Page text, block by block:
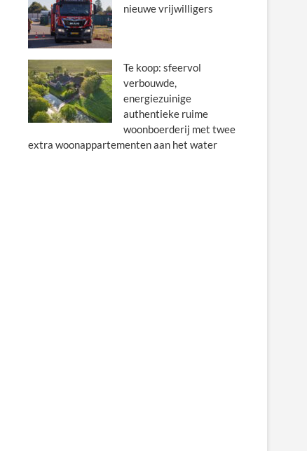
nieuwe vrijwilligers
Te koop: sfeervol
verbouwde,
energiezuinige
authentieke ruime
woonboerderij met twee
extra woonappartementen aan het water